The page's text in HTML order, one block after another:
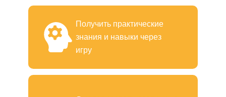
Получить практические
знания и навыки через
игру